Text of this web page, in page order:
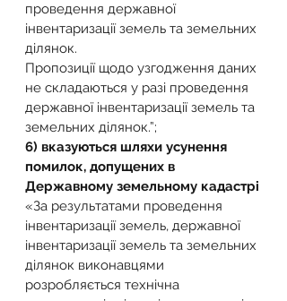
проведення державної
інвентаризації земель та земельних
ділянок.
Пропозиції щодо узгодження даних
не складаються у разі проведення
державної інвентаризації земель та
земельних ділянок.”;
6) вказуються шляхи усунення
помилок, допущених в
Державному земельному кадастрі
«За результатами проведення
інвентаризації земель, державної
інвентаризації земель та земельних
ділянок виконавцями
розробляється технічна